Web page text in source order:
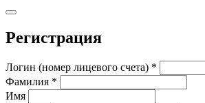
Регистрация
Логин (номер лицевого счета) *
Фамилия *
Имя